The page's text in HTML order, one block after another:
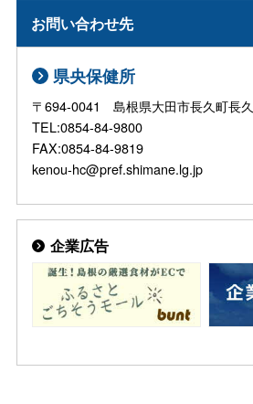
お問い合わせ先
県央保健所
〒694-0041 島根県大田市長久町長
TEL:0854-84-9800
FAX:0854-84-9819
kenou-hc@pref.shimane.lg.jp
企業広告